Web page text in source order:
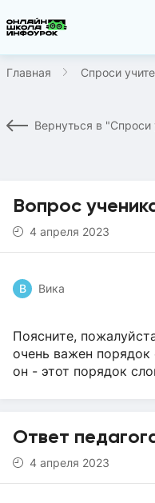
Главная Спроси
Вернуться в "Спроси
Вопрос
4 апреля 2023
В Вика
Поясните,
очень важен
он - этот порядок
Ответ
4 апреля 2023